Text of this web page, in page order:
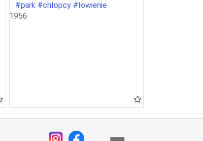
#park #chłopcy #łowienie
1956